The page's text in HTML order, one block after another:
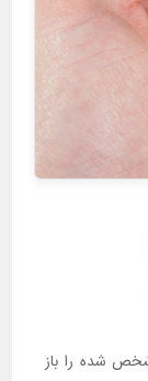
مشخص شده را باز